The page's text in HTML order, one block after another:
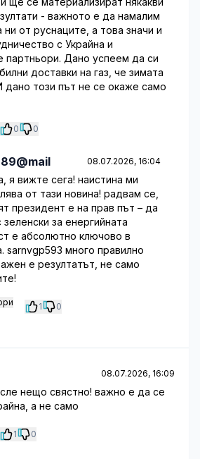
- важното е да намалим
ни от руснаците, а това значи и
с Украйна и
партньори. Дано успеем да си
доставки на газ, че зимата
дано този път не се окаже само
0 0
08.07.2026, 16:04
я вижте сега! наистина ми
от тази новина! радвам се,
президент е на прав път – да
зеленски за енергийната
е абсолютно ключово в
sarnvgp593 много правилно
е резултатът, не само
1 0
08.07.2026, 16:09
нещо свястно! важно е да се
а не само
1 0